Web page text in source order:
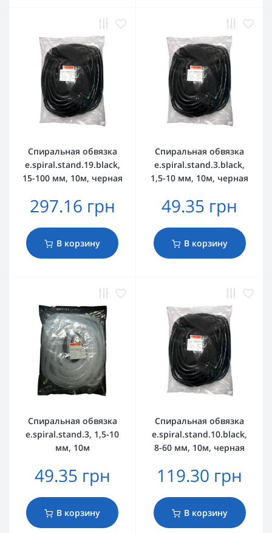
Спиральная обвязка
e.spiral.stand.19.black,
15-100 мм, 10м, черная
297.16 грн
В корзину
Спиральная обвязка
e.spiral.stand.3.black,
1,5-10 мм, 10м, черная
49.35 грн
В корзину
Спиральная обвязка
e.spiral.stand.3, 1,5-10
мм, 10м
49.35 грн
В корзину
Спиральная обвязка
e.spiral.stand.10.black,
8-60 мм, 10м, черная
119.30 грн
В корзину